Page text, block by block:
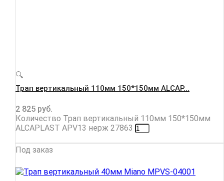
🔍
Трап вертикальный 110мм 150*150мм ALCAP...
2 825 руб.
Количество Трап вертикальный 110мм 150*150мм
ALCAPLAST APV13 нерж 27863
Под заказ